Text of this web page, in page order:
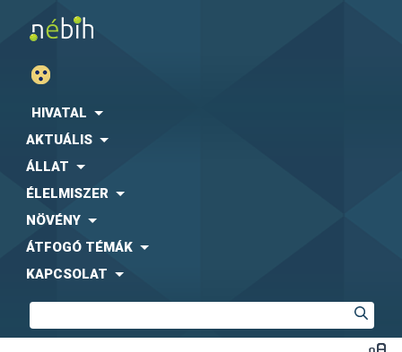
HIVATAL
AKTUÁLIS
ÁLLAT
ÉLELMISZER
NÖVÉNY
ÁTFOGÓ TÉMÁK
KAPCSOLAT